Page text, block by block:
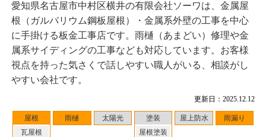
更新日：2025.12.12
屋根
瓦屋根
雨樋 太陽光
塗装
屋根塗装
屋上防水 雨漏り
愛知県名古屋市中村区横井の有限会社ソーワは、金属屋
根（ガルバリウム鋼板屋根）・金属系外壁の工事を中心
に手掛ける板金工事店です。雨樋（あまどい）修理や金
属系サイディングの工事なども対応しています。お客様
視点を持った気さくで話しやすい職人がいる、相談がし
やすい会社です。